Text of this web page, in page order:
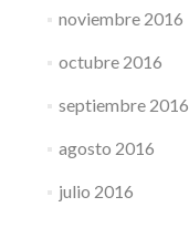
noviembre 2016
octubre 2016
septiembre 2016
agosto 2016
julio 2016